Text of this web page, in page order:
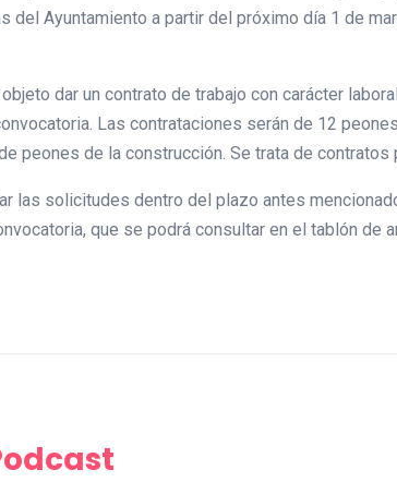
del Ayuntamiento a partir del próximo día 1 de
dar un contrato de trabajo con carácter
Las contrataciones serán de 12
peones de la construcción. Se trata de contratos
las solicitudes dentro del plazo antes
que se podrá consultar en el tablón de